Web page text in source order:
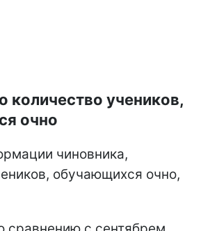
количество учеников,
очно
чиновника,
обучающихся очно,